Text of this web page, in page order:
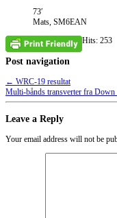
73′
Mats, SM6EAN
Hits: 253
Post navigation
← WRC-19 resultat
Multi-bånds transverter fra
Leave a Reply
Your email address will not be